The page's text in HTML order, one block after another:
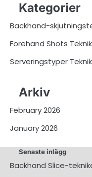
Kategorier
Backhand-
Forehand Shots
Serveringstyper
Arkiv
February 2026
January 2026
Senaste inlägg
Backhand Slice-